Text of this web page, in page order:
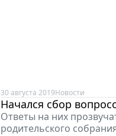
30 августа 2019Новости
Начался сбор
Ответы на них
родительского